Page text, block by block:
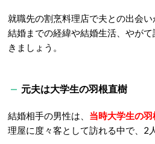
就職先の割烹料理店で夫との出会い
結婚までの経緯や結婚生活、やが
きましょう。
元夫は大学生の羽根直樹
結婚相手の男性は、 当時大学生の
理屋に度々客として訪れる中で、2